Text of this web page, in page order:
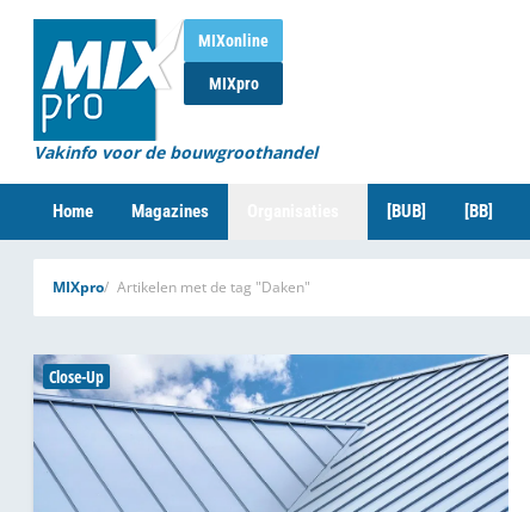
MIXonline
MIXpro
Vakinfo voor de bouwgroothandel
Home Magazines [BUB] [BB]
MIXpro Artikelen met de tag "Daken"
Close-Up